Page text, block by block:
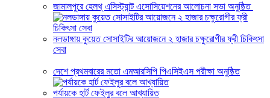
জামালপুরে হেলথ্ এসিস্ট্যান্ট এসোসিয়েশনের আলোচনা সভা অনুষ্ঠিত
নলডাঙ্গায় কুয়েত সোসাইটির আয়োজনে ২ হাজার চক্ষুরোগীর ফ্রী চিকিৎসা
সেবা
দেশে প্রথমবারের মতো এমআরসিপি পিএসিইএস পরীক্ষা অনুষ্ঠিত
পর্যায়কে হার্ট ফেইলুর বলে আখ্যায়িত